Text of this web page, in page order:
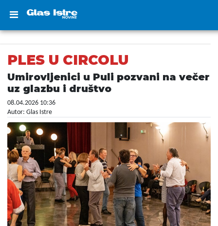
PLES U CIRCOLU
Umirovljenici u Puli pozvani na večer
uz glazbu i društvo
08.04.2026 10:36
Autor: Glas Istre